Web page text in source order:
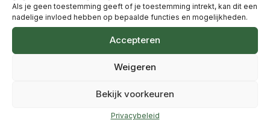
Als je geen toestemming geeft of je toestemming intrekt, kan dit een
nadelige invloed hebben op bepaalde functies en mogelijkheden.
Accepteren
Weigeren
Bekijk voorkeuren
Privacybeleid